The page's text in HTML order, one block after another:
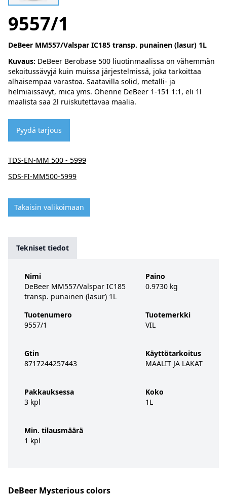
9557/1
DeBeer MM557/Valspar IC185 transp. punainen (lasur) 1L
Kuvaus: DeBeer Berobase 500 liuotinmaalissa on vähemmän
sekoitussävyjä kuin muissa järjestelmissä, joka tarkoittaa
alhaisempaa varastoa. Saatavilla solid, metalli- ja
helmiäissävyt, mica yms. Ohenne DeBeer 1-151 1:1, eli 1l
maalista saa 2l ruiskutettavaa maalia.
Pyydä tarjous
TDS-EN-MM 500 - 5999
SDS-FI-MM500-5999
Takaisin valikoimaan
Tekniset tiedot
Nimi
DeBeer MM557/Valspar IC185
transp. punainen (lasur) 1L
Tuotenumero
9557/1
Gtin
8717244257443
Pakkauksessa
3 kpl
Min. tilausmäärä
1 kpl
Paino
0.9730 kg
Tuotemerkki
VIL
Käyttötarkoitus
MAALIT JA LAKAT
Koko
1L
DeBeer Mysterious colors